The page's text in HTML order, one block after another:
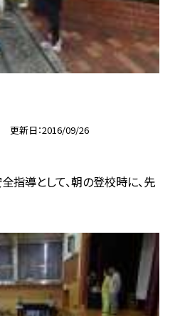
更新日 2016/09/26
指導として、朝の登校時に、先